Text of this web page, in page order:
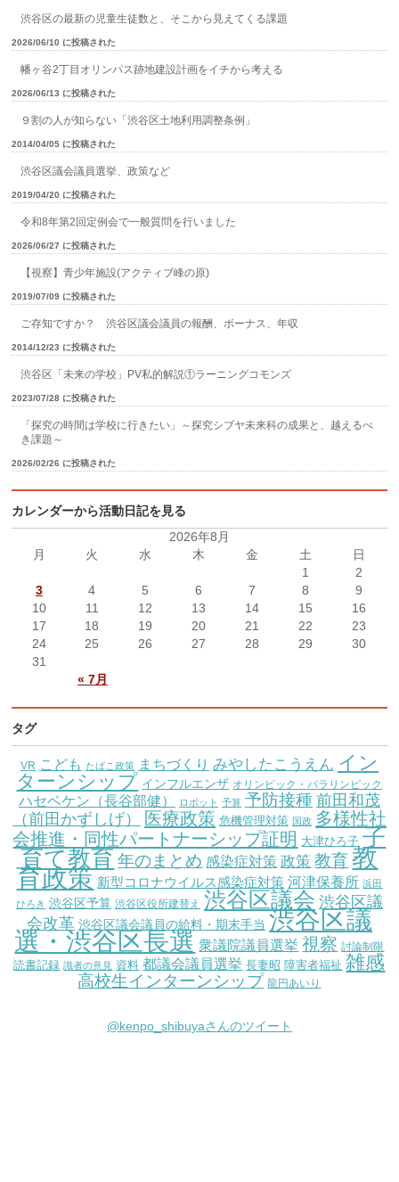
渋谷区の最新の児童生徒数と、そこから見えてくる課題
2026/06/10 に投稿された
幡ヶ谷2丁目オリンパス跡地建設計画をイチから考える
2026/06/13 に投稿された
９割の人が知らない「渋谷区土地利用調整条例」
2014/04/05 に投稿された
渋谷区議会議員選挙、政策など
2019/04/20 に投稿された
令和8年第2回定例会で一般質問を行いました
2026/06/27 に投稿された
【視察】青少年施設(アクティブ峰の原)
2019/07/09 に投稿された
ご存知ですか？ 渋谷区議会議員の報酬、ボーナス、年収
2014/12/23 に投稿された
渋谷区「未来の学校」PV私的解説①ラーニングコモンズ
2023/07/28 に投稿された
「探究の時間は学校に行きたい」～探究シブヤ未来科の成果と、越えるべ
き課題～
2026/02/26 に投稿された
カレンダーから活動日記を見る
2026年8月
月
火 水 木 金 土 日
« 7月
1
2
3
4 5 6 7 8
9
10
11 12 13 14 15
16
17
18 19 20 21 22
23
24
25 26 27 28 29
30
31
タグ
VR こども たばこ政策 まちづくり みやしたこうえん イン
ターンシップ インフルエンザ オリンピック・パラリンピック
ハセベケン（長谷部健） ロボット 予算 予防接種 前田和茂
（前田かずしげ）
医療政策 危機管理対策 国政 多様性社
会推進・同性パートナーシップ証明 大津ひろ子 子
育て教育 年のまとめ 感染症対策 政策 教育 教
育政策 新型コロナウイルス感染症対策 河津保養所 浜田
ひろき 渋谷区予算 渋谷区役所建替え 渋谷区議会 渋谷区議
会改革 渋谷区議会議員の給料・期末手当 渋谷区議
選・渋谷区長選 衆議院議員選挙 視察 討論制限
読書記録 識者の意見 資料 都議会議員選挙 長妻昭 障害者福祉 雑感
高校生インターンシップ 龍円あいり
@kenpo_shibuyaさんのツイート